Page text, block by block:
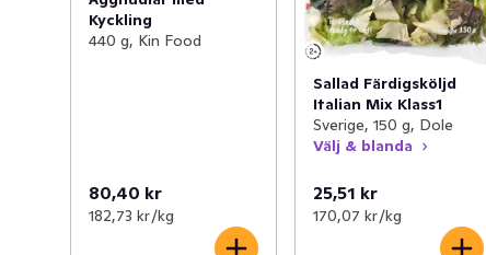
Kyckling
440 g, Kin Food
80,40 kr
182,73 kr /kg
Sallad Färdigsköljd
Italian Mix Klass1
Sverige, 150 g, Dole
Välj & blanda
25,51 kr
170,07 kr /kg